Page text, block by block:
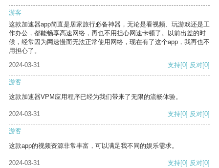
游客
这款加速器app简直是居家旅行必备神器，无论是看视频、玩游戏还是工
作办公，都能畅享高速网络，再也不用担心网速卡顿了。以前出差的时
候，经常因为网速慢而无法正常使用网络，现在有了这个app，我再也不
用担心了。
2024-03-31
支持[0] 反对[0]
游客
这款加速器VPM应用程序已经为我们带来了无限的流畅体验。
2024-03-31 支持[0] 反对[0]
游客
这款app的视频资源非常丰富，可以满足我不同的娱乐需求。
2024-03-31 支持[0] 反对[0]